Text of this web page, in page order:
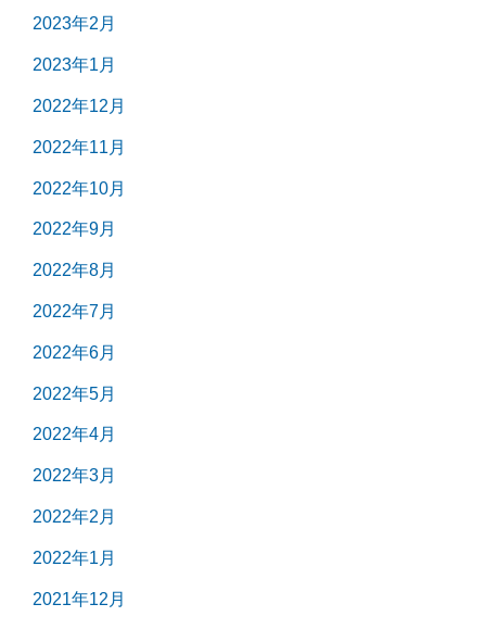
2023年2月
2023年1月
2022年12月
2022年11月
2022年10月
2022年9月
2022年8月
2022年7月
2022年6月
2022年5月
2022年4月
2022年3月
2022年2月
2022年1月
2021年12月